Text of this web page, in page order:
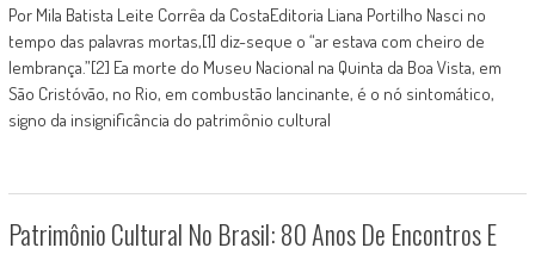
Por Mila Batista Leite Corrêa da CostaEditoria Liana Portilho Nasci no
tempo das palavras mortas,[1] diz-seque o “ar estava com cheiro de
lembrança.”[2] Ea morte do Museu Nacional na Quinta da Boa Vista, em
São Cristóvão, no Rio, em combustão lancinante, é o nó sintomático,
signo da insignificância do patrimônio cultural
Patrimônio Cultural No Brasil: 80 Anos De Encontros E